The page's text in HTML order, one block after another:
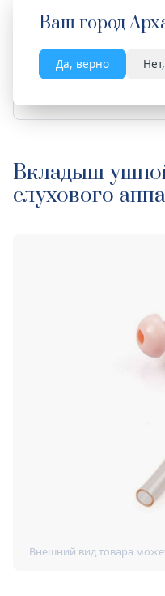
Ваш город
Да, верно
Весь сайт
Вкладыш
слухового